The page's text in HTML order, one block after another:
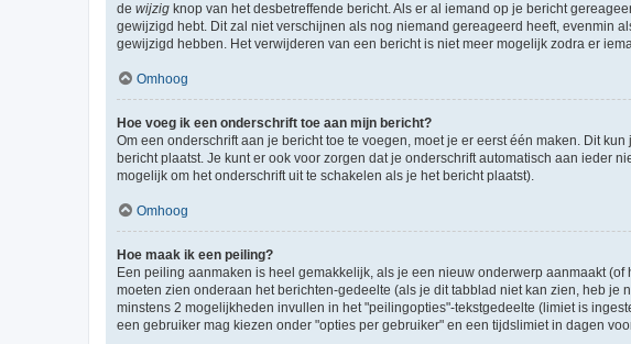
de wijzig knop van het desbetreffende bericht. Als er al iemand op je bericht
gewijzigd hebt. Dit zal niet verschijnen als nog niemand gereageerd heeft, evenmin
gewijzigd hebben. Het verwijderen van een bericht is niet meer mogelijk zodra er
Omhoog
Hoe voeg ik een onderschrift toe aan mijn bericht?
Om een onderschrift aan je bericht toe te voegen, moet je er eerst één maken. Dit
bericht plaatst. Je kunt er ook voor zorgen dat je onderschrift automatisch aan ieder
mogelijk om het onderschrift uit te schakelen als je het bericht plaatst).
Omhoog
Hoe maak ik een peiling?
Een peiling aanmaken is heel gemakkelijk, als je een nieuw onderwerp aanmaakt
moeten zien onderaan het berichten-gedeelte (als je dit tabblad niet kan zien, heb
minstens 2 mogelijkheden invullen in het "peilingopties"-tekstgedeelte (limiet is
een gebruiker mag kiezen onder "opties per gebruiker" en een tijdslimiet in dagen